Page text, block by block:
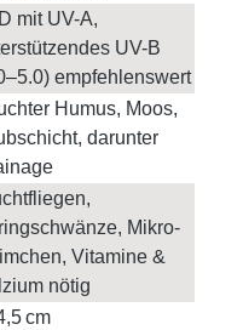
mit UV-A,
UV-B
empfehlenswert
Humus, Moos,
darunter
Mikro-
Vitamine &
nötig
cm